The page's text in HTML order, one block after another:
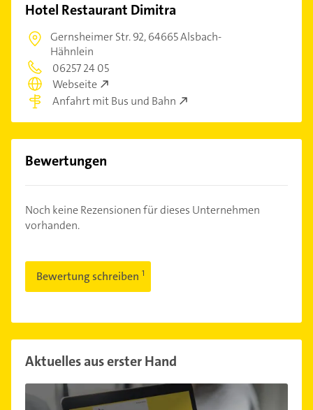
Hotel Restaurant Dimitra
Gernsheimer Str. 92,64665 Alsbach-
Hähnlein
06257 24 05
Webseite
Anfahrt mit Bus und Bahn
Bewertungen
Noch keine Rezensionen für dieses Unternehmen
vorhanden.
Bewertung schreiben
Aktuelles aus erster Hand